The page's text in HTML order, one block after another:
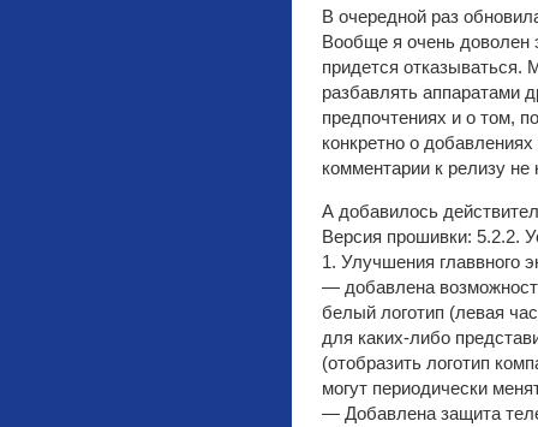
В очередной раз
Вообще я очень доволен
придется отказываться.
разбавлять аппаратами
предпочтениях и о том,
конкретно о
комментарии к релизу
А добавилось
Версия прошивки: 5.2.2.
1. Улучшения главвного
— добавлена
белый логотип (левая
для каких-либо
(отобразить логотип
могут периодически
— Добавлена защита